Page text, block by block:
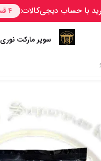
سوپر مارکت نوری